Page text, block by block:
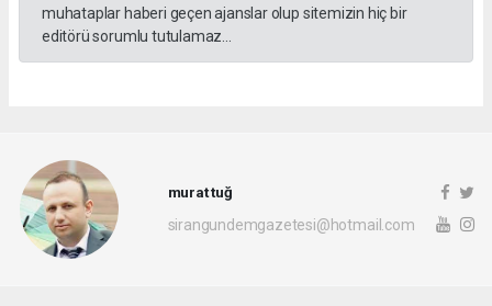
muhataplar haberi geçen ajanslar olup sitemizin hiç bir
editörü sorumlu tutulamaz...
murat tuğ
sirangundemgazetesi@hotmail.com